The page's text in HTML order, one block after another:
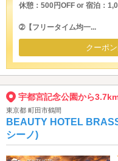
休憩：500円OFF or 宿泊：
➁【フリータイム均一...
クーポ
宇都宮記念公園から
東京都 町田市鶴間
BEAUTY HOTEL
シーノ)